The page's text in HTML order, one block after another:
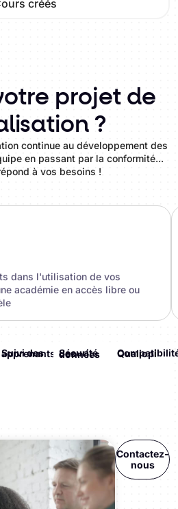
créés
projet de
?
continue au développement des
en passant par la conformité...
à vos besoins !
dans l'utilisation de vos
académie en accès libre ou
Suivi des apprenants Sécurité des données Compatibilité Qualiopi
Contactez-
nous